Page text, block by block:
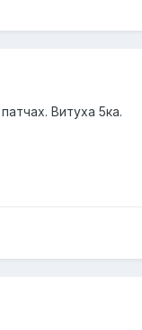
Витуха 5ка.